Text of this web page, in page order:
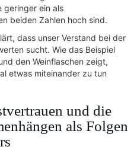
geringer ein als
beiden Zahlen hoch sind.
dass unser Verstand bei der
sucht. Wie das Beispiel
den Weinflaschen zeigt,
etwas miteinander zu tun
und die
als Folgen